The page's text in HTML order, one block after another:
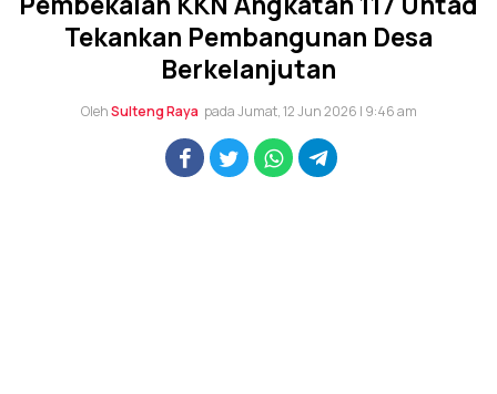
Tekankan Pembangunan Desa
Berkelanjutan
OlehSulteng Raya pada Jumat, 12 Jun 2026 | 9:46 am